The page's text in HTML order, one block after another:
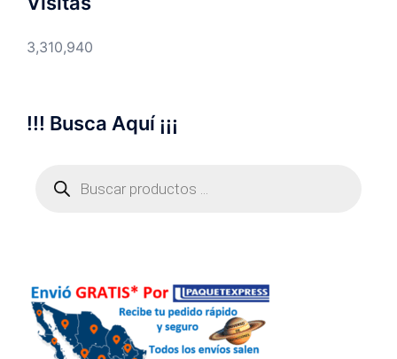
3,310,940
!!! Busca Aquí ¡¡¡
productos